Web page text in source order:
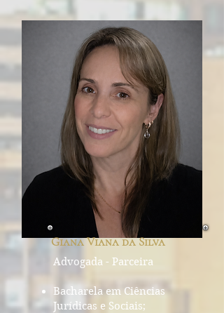
Giana Viana da Silva
Advogada - Parceira
Bacharela em Ciências
Jurídicas e Sociais;